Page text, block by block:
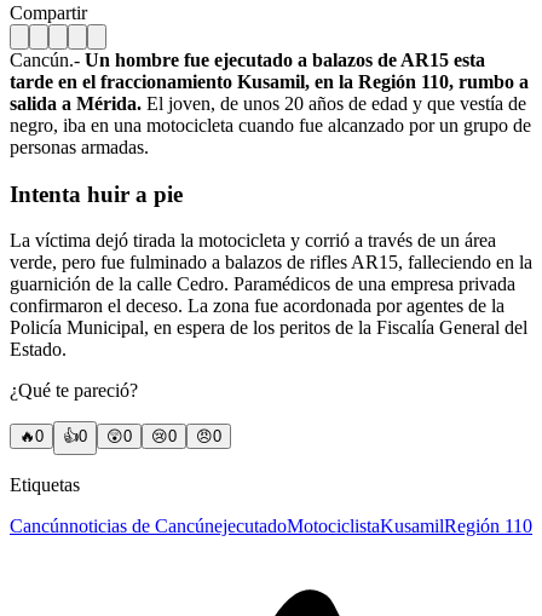
Compartir
Cancún.- Un hombre fue ejecutado a balazos de AR15 esta
tarde en el fraccionamiento Kusamil, en la Región 110, rumbo a
salida a Mérida. El joven, de unos 20 años de edad y que vestía de
negro, iba en una motocicleta cuando fue alcanzado por un grupo de
personas armadas.
Intenta huir a pie
La víctima dejó tirada la motocicleta y corrió a través de un área
verde, pero fue fulminado a balazos de rifles AR15, falleciendo en la
guarnición de la calle Cedro. Paramédicos de una empresa privada
confirmaron el deceso. La zona fue acordonada por agentes de la
Policía Municipal, en espera de los peritos de la Fiscalía General del
Estado.
¿Qué te pareció?
🔥0 👍0 😲0 😢0 😠0
Etiquetas
Cancúnnoticias de CancúnejecutadoMotociclistaKusamilRegión 110